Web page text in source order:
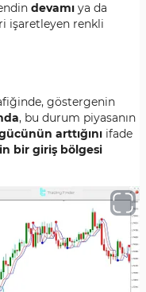
devamı ya da
işaretleyen renkli
göstergenin
, bu durum piyasanın
gücünün arttığını ifade
bir giriş bölgesi